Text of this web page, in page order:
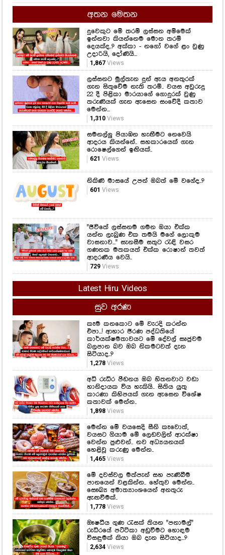
අතන මෙතන
දුවෙකුට මේ තරම් ලස්සන අම්මෙක්
ඉන්නවා කියන්නෙම මොන තරම්
දෙයක්ද..? අක්කා - නගෝ වගේ ළං වුණු
උදාරියි, දෝණියි...
1,867Views
ලස්සනට මුල්තැන දුන් ඇය අනතුරක්
ගැන සිතුවේම නැති තරම්.. වයස අවුරුදු
22 දී පිළිකා මාරයාගේ ගොදුරක් වුණු
තරුණියක් ගැන ඇසෙන සංවේදී කතාව
මෙන්න...
1,310Views
සමනල්ලු පියාඹන හැඟීමට නෙවෙයි
ආදරය කියන්නේ.. සහකාරයෙක් ගැන
රොෂෙල්ගෙන් ඉඟියක්..
621 Views
නිකිණි මාසයේ උපන් ඔබත් මේ වගේද..?
601 Views
"ජීවිතේ ලස්සනම ගමන ඔයා එක්ක
යන්න ලැබුණ එක තමයි මගේ ලොකුම
වාසනාව..." සැනසීම සතුට රැඳි වසර
ගණනක මතකයත් එක්ක රොෂාන් තවත්
ආදරණීය වෙයි..
729Views
Latest Hiru Videos
සුව අරණ
කෑම කනකොට මේ වැරදි කරන්න
එපා...! ආහාර ජීරණ පද්ධතියේ
කාර්යක්ෂමතාවයට මේ දේවල් සෘජුවම
බලපාන බව ඔබ නිකමටවත් දැන
සිටියාද..?
1,278Views
අධි රුධිර පීඩනය ඔබ හිතනවාට වඩා
හානිදායක විය හැකියි.. සිතිය යුතු
කාරණා කිහිපයක් ගැන ඇසෙන විශේෂ
කතාවක් මෙන්න..
1,898Views
මෙන්න මේ වයසෙදි සීනි කෑවොත්,
වයසට ගියාම මේ ලෙඩවලින් ආරක්ෂා
වෙන්න පුළුවන්.. නව අධ්‍යයනයක්
හෙළිවූ කරුණු මෙන්න..
1,465Views
මේ දවස්වල මත්පැන් සහ පැණිබීම
පානයෙන් වළකින්න.. හේතුව මෙන්න..
සෞඛ්‍ය අමාත්‍යාංශයෙන් අනතුරු
ඇඟවීමක්..
1,778Views
ඖෂධීය ගුණ රැසක් තියන "පනාමල්"
රුධිරයේ පට්ටිකා අඩුවීමට හොඳම
විසඳුමක් කියා ඔබ දැන සිටියාද...?
2,634Views